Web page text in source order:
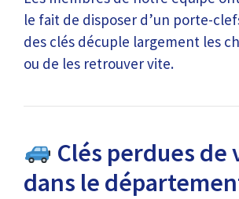
le fait de disposer d’un porte-
des clés décuple largement les
ou de les retrouver vite.
Clés perdues de
dans le